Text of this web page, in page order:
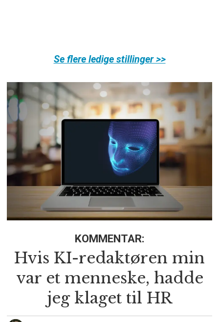
Se flere ledige stillinger >>
KOMMENTAR:
Hvis KI-redaktøren min
var et menneske, hadde
jeg klaget til HR